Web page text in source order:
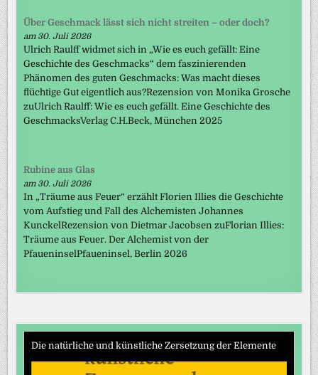
Über Geschmack lässt sich nicht streiten – oder doch?
am 30. Juli 2026
Ulrich Raulff widmet sich in „Wie es euch gefällt: Eine
Geschichte des Geschmacks“ dem faszinierenden
Phänomen des guten Geschmacks: Was macht dieses
flüchtige Gut eigentlich aus?Rezension von Monika Grosche
zuUlrich Raulff: Wie es euch gefällt. Eine Geschichte des
GeschmacksVerlag C.H.Beck, München 2025
Rubine aus Glas
am 30. Juli 2026
In „Träume aus Feuer“ erzählt Florien Illies die Geschichte
vom Aufstieg und Fall des Alchemisten Johannes
KunckelRezension von Dietmar Jacobsen zuFlorian Illies:
Träume aus Feuer. Der Alchemist von der
PfaueninselPfaueninsel, Berlin 2026
Die natürliche und künstliche Zersetzung der Elemente